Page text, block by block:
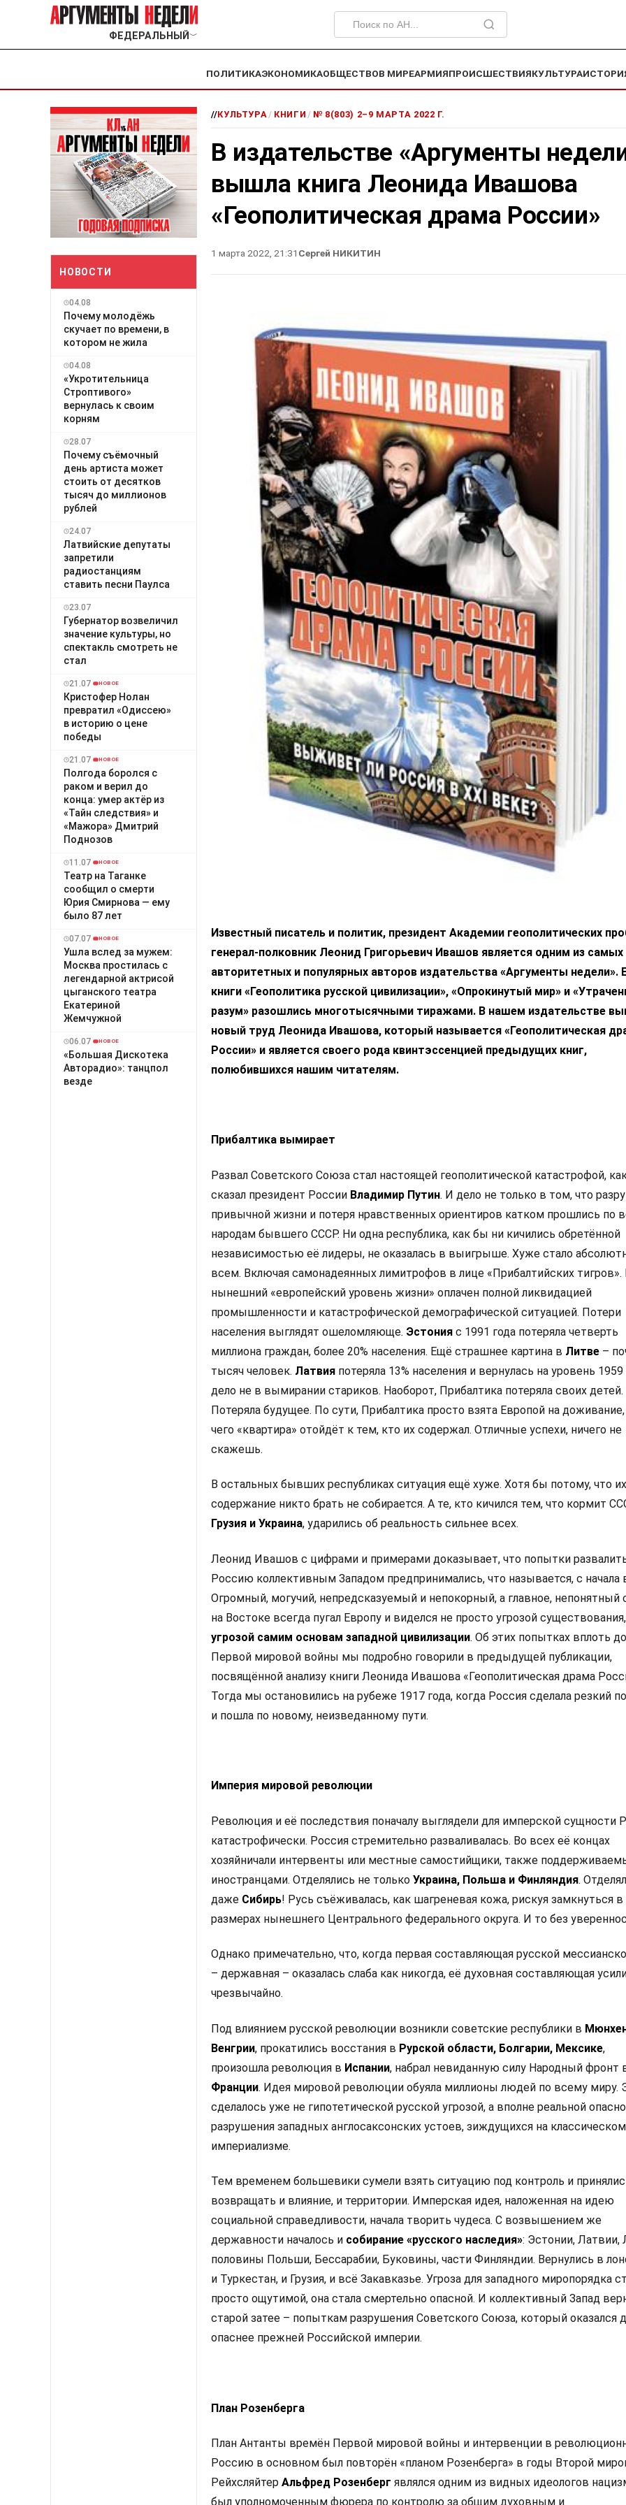
ФЕДЕРАЛЬНЫЙ ﹀
ПОЛИТИКАЭКОНОМИКАОБЩЕСТВОВ МИРЕАРМИЯПРОИСШЕСТВИЯКУЛЬТУРА
НОВОСТИ
04.08
Почему молодёжь
скучает по времени, в
котором не жила
04.08
«Укротительница
Строптивого»
вернулась к своим
корням
28.07
Почему съёмочный
день артиста может
стоить от десятков
тысяч до миллионов
рублей
24.07
Латвийские депутаты
запретили
радиостанциям
ставить песни Паулса
23.07
Губернатор возвеличил
значение культуры, но
спектакль смотреть не
стал
21.07 НОВОЕ
Кристофер Нолан
превратил «Одиссею»
в историю о цене
победы
21.07 НОВОЕ
Полгода боролся с
раком и верил до
конца: умер актёр из
«Тайн следствия» и
«Мажора» Дмитрий
Поднозов
11.07 НОВОЕ
Театр на Таганке
сообщил о смерти
Юрия Смирнова — ему
было 87 лет
07.07 НОВОЕ
Ушла вслед за мужем:
Москва простилась с
легендарной актрисой
цыганского театра
Екатериной
Жемчужной
06.07 НОВОЕ
«Большая Дискотека
Авторадио»: танцпол
везде
//КУЛЬТУРА/ КНИГИ / № 8(803) 2–9 МАРТА 2022 Г.
В издательстве «Аргументы
вышла книга Леонида Ивашова
«Геополитическая драма России»
1 марта 2022, 21:31 Сергей НИКИТИН
Известный писатель и политик, президент Академии геополитических
генерал-полковник Леонид Григорьевич Ивашов является одним из самых
авторитетных и популярных авторов издательства «Аргументы недели».
книги «Геополитика русской цивилизации», «Опрокинутый мир» и
разум» разошлись многотысячными тиражами. В нашем издательстве
новый труд Леонида Ивашова, который называется «Геополитическая
России» и является своего рода квинтэссенцией предыдущих книг,
полюбившихся нашим читателям.
Прибалтика вымирает
Развал Советского Союза стал настоящей геополитической катастрофой,
сказал президент России Владимир Путин. И дело не только в том, что
привычной жизни и потеря нравственных ориентиров катком прошлись по
народам бывшего СССР. Ни одна республика, как бы ни кичились обретённой
независимостью её лидеры, не оказалась в выигрыше. Хуже стало
всем. Включая самонадеянных лимитрофов в лице «Прибалтийских тигров».
нынешний «европейский уровень жизни» оплачен полной ликвидацией
промышленности и катастрофической демографической ситуацией. Потери
населения выглядят ошеломляюще. Эстония с 1991 года потеряла четверть
миллиона граждан, более 20% населения. Ещё страшнее картина в Литве –
тысяч человек. Латвия потеряла 13% населения и вернулась на уровень 1959
дело не в вымирании стариков. Наоборот, Прибалтика потеряла своих детей.
Потеряла будущее. По сути, Прибалтика просто взята Европой на
чего «квартира» отойдёт к тем, кто их содержал. Отличные успехи, ничего не
скажешь.
В остальных бывших республиках ситуация ещё хуже. Хотя бы потому, что
содержание никто брать не собирается. А те, кто кичился тем, что кормит
Грузия и Украина, ударились об реальность сильнее всех.
Леонид Ивашов с цифрами и примерами доказывает, что попытки
Россию коллективным Западом предпринимались, что называется, с начала
Огромный, могучий, непредсказуемый и непокорный, а главное, непонятный
на Востоке всегда пугал Европу и виделся не просто угрозой
угрозой самим основам западной цивилизации. Об этих попытках вплоть до
Первой мировой войны мы подробно говорили в предыдущей публикации,
посвящённой анализу книги Леонида Ивашова «Геополитическая драма
Тогда мы остановились на рубеже 1917 года, когда Россия сделала резкий
и пошла по новому, неизведанному пути.
Империя мировой революции
Революция и её последствия поначалу выглядели для имперской сущности
катастрофически. Россия стремительно разваливалась. Во всех её концах
хозяйничали интервенты или местные самостийщики, также
иностранцами. Отделялись не только Украина, Польша и Финляндия.
даже Сибирь! Русь съёживалась, как шагреневая кожа, рискуя замкнуться в
размерах нынешнего Центрального федерального округа. И то без
Однако примечательно, что, когда первая составляющая русской
– державная – оказалась слаба как никогда, её духовная составляющая
чрезвычайно.
Под влиянием русской революции возникли советские республики в
Венгрии, прокатились восстания в Рурской области, Болгарии, Мексике,
произошла революция в Испании, набрал невиданную силу Народный фронт
Франции. Идея мировой революции обуяла миллионы людей по всему миру.
сделалось уже не гипотетической русской угрозой, а вполне реальной
разрушения западных англосаксонских устоев, зиждущихся на классическом
империализме.
Тем временем большевики сумели взять ситуацию под контроль и
возвращать и влияние, и территории. Имперская идея, наложенная на идею
социальной справедливости, начала творить чудеса. С возвышением же
державности началось и собирание «русского наследия»: Эстонии, Латвии,
половины Польши, Бессарабии, Буковины, части Финляндии. Вернулись в
и Туркестан, и Грузия, и всё Закавказье. Угроза для западного миропорядка
просто ощутимой, она стала смертельно опасной. И коллективный Запад
старой затее – попыткам разрушения Советского Союза, который оказался
опаснее прежней Российской империи.
План Розенберга
План Антанты времён Первой мировой войны и интервенции в
Россию в основном был повторён «планом Розенберга» в годы Второй
Рейхсляйтер Альфред Розенберг являлся одним из видных идеологов
был уполномоченным фюрера по контролю за общим духовным и